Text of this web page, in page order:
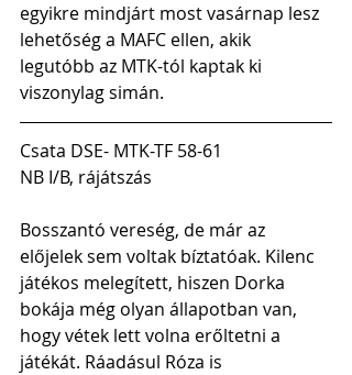
egyikre mindjárt most vasárnap lesz
lehetőség a MAFC ellen, akik
legutóbb az MTK-tól kaptak ki
viszonylag simán.
Csata DSE- MTK-TF 58-61
NB I/B, rájátszás
Bosszantó vereség, de már az
előjelek sem voltak bíztatóak. Kilenc
játékos melegített, hiszen Dorka
bokája még olyan állapotban van,
hogy vétek lett volna erőltetni a
játékát. Ráadásul Róza is